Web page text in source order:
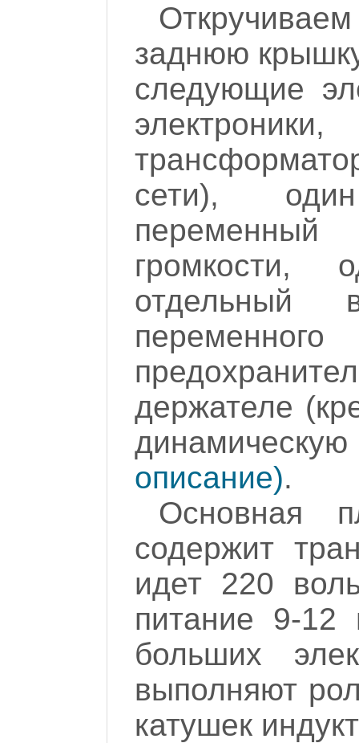
заднюю
следующие
сети),
отдельный
держателе
описание).
Основная
содержит
идет 220
питание 9-
больших
выполняют
катушек